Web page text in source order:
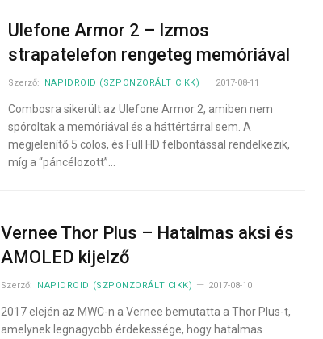
Ulefone Armor 2 – Izmos
strapatelefon rengeteg memóriával
Szerző: NAPIDROID (SZPONZORÁLT CIKK) 2017-08-11
Combosra sikerült az Ulefone Armor 2, amiben nem
spóroltak a memóriával és a háttértárral sem. A
megjelenítő 5 colos, és Full HD felbontással rendelkezik,
míg a “páncélozott”…
Vernee Thor Plus – Hatalmas aksi és
AMOLED kijelző
Szerző: NAPIDROID (SZPONZORÁLT CIKK) 2017-08-10
2017 elején az MWC-n a Vernee bemutatta a Thor Plus-t,
amelynek legnagyobb érdekessége, hogy hatalmas